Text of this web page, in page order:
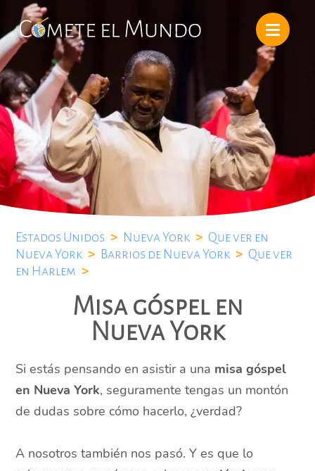
Estados Unidos > Nueva York > Que ver en
Nueva York > Barrios de Nueva York > Que ver
en Harlem >
Misa góspel en
Nueva York
Si estás pensando en asistir a una misa góspel
en Nueva York, seguramente tengas un montón
de dudas sobre cómo hacerlo, ¿verdad?
A nosotros también nos pasó. Y es que lo